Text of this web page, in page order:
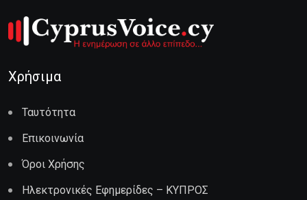
Χρήσιμα
Ταυτότητα
Επικοινωνία
Όροι Χρήσης
Ηλεκτρονικές Εφημερίδες – ΚΥΠΡΟΣ